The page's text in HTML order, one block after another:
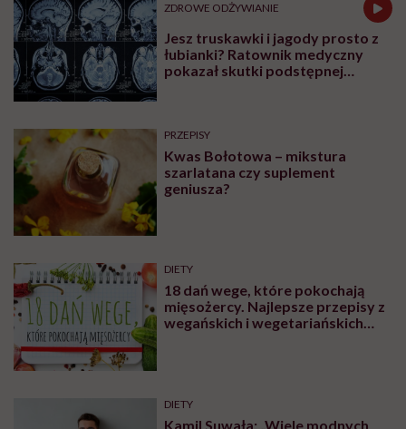
ZDROWE ODŻYWIANIE
Jesz truskawki i jagody prosto z
łubianki? Ratownik medyczny
pokazał skutki podstępnej
PRZEPISY
Kwas Bołotowa – mikstura
szarlatana czy suplement
geniusza?
DIETY
18 dań wege, które pokochają
mięsożercy. Najlepsze przepisy z
wegańskich i wegetariańskich
DIETY
Kamil Suwała: „Wiele modnych